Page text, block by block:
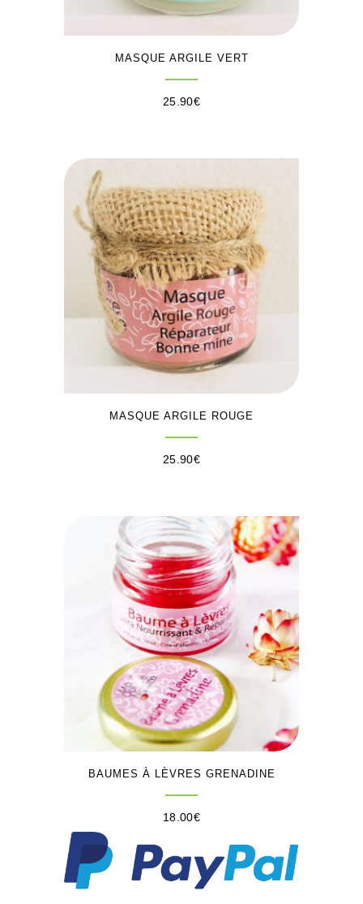
MASQUE ARGILE VERT
25.90€
MASQUE ARGILE ROUGE
25.90€
BAUMES À LÈVRES GRENADINE
18.00€